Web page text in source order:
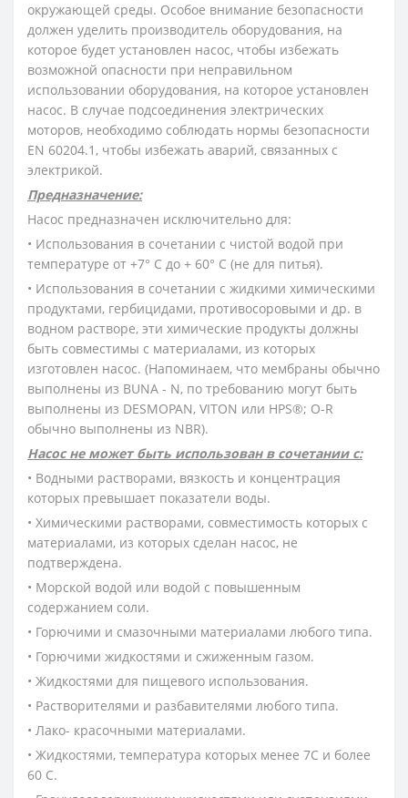
окружающей среды. Особое внимание безопасности
должен уделить производитель оборудования, на
которое будет установлен насос, чтобы избежать
возможной опасности при неправильном
использовании оборудования, на которое установлен
насос. В случае подсоединения электрических
моторов, необходимо соблюдать нормы безопасности
EN 60204.1, чтобы избежать аварий, связанных с
электрикой.
Предназначение:
Насос предназначен исключительно для:
• Использования в сочетании с чистой водой при
температуре от +7° С до + 60° С (не для питья).
• Использования в сочетании с жидкими химическими
продуктами, гербицидами, противосоровыми и др. в
водном растворе, эти химические продукты должны
быть совместимы с материалами, из которых
изготовлен насос. (Напоминаем, что мембраны обычно
выполнены из BUNA - N, по требованию могут быть
выполнены из DESMOPAN, VITON или HPS®; O-R
обычно выполнены из NBR).
Насос не может быть использован в сочетании с:
• Водными растворами, вязкость и концентрация
которых превышает показатели воды.
• Химическими растворами, совместимость которых с
материалами, из которых сделан насос, не
подтверждена.
• Морской водой или водой с повышенным
содержанием соли.
• Горючими и смазочными материалами любого типа.
• Горючими жидкостями и сжиженным газом.
• Жидкостями для пищевого использования.
• Растворителями и разбавителями любого типа.
• Лако- красочными материалами.
• Жидкостями, температура которых менее 7С и более
60 С.